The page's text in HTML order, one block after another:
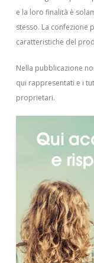
e la loro finalità è
stesso. La confezione
caratteristiche del
Nella pubblicazione
qui rappresentati e i
proprietari.